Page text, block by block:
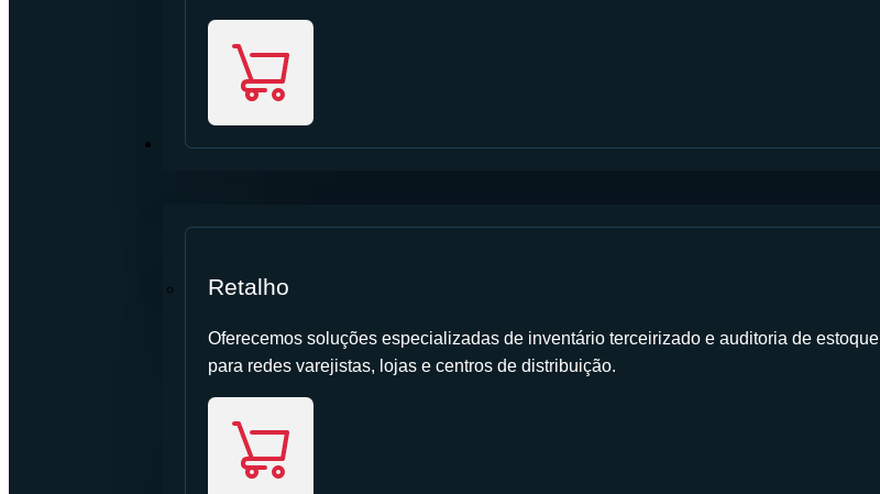
SETOR
Retalho
Oferecemos soluções especializadas de inventário terceirizado e auditoria de estoque
para redes varejistas, lojas e centros de distribuição.